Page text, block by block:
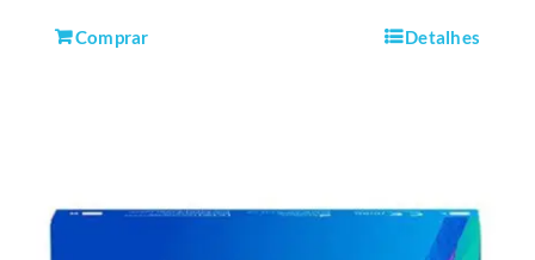
Comprar Detalhes